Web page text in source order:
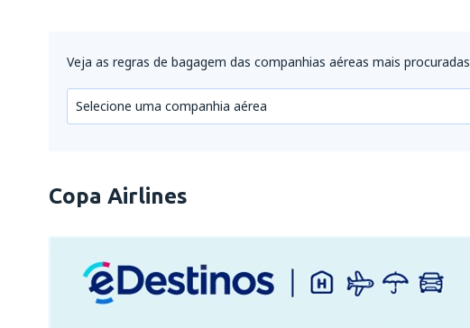
Veja as regras de bagagem das companhias aéreas mais procuradas
Selecione uma companhia aérea
Copa Airlines